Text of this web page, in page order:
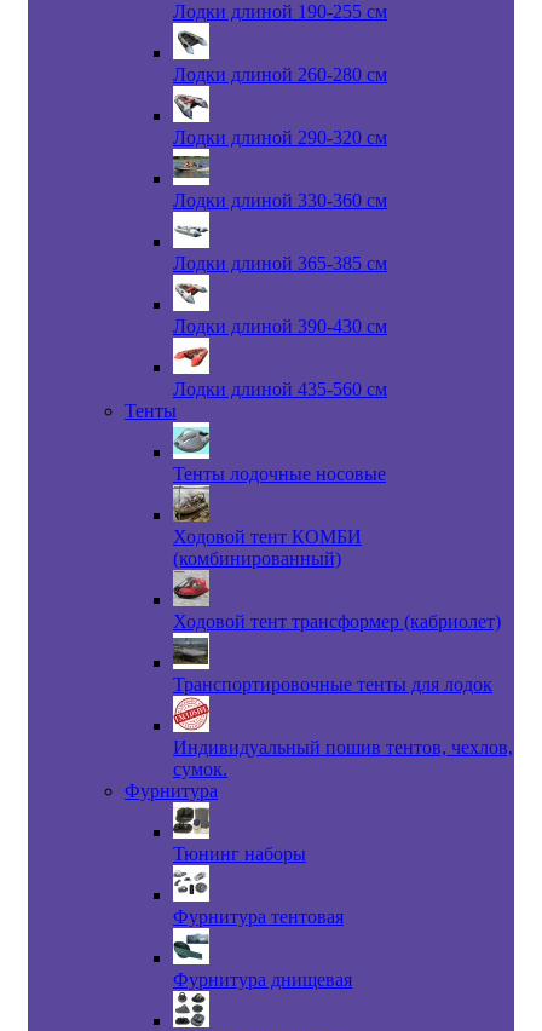
Лодки длиной 190-255 см
Лодки длиной 260-280 см
Лодки длиной 290-320 см
Лодки длиной 330-360 см
Лодки длиной 365-385 см
Лодки длиной 390-430 см
Лодки длиной 435-560 см
Тенты
Тенты лодочные носовые
Ходовой тент КОМБИ
(комбинированный)
Ходовой тент трансформер (кабриолет)
Транспортировочные тенты для лодок
Индивидуальный пошив тентов, чехлов,
сумок.
Фурнитура
Тюнинг наборы
Фурнитура тентовая
Фурнитура днищевая